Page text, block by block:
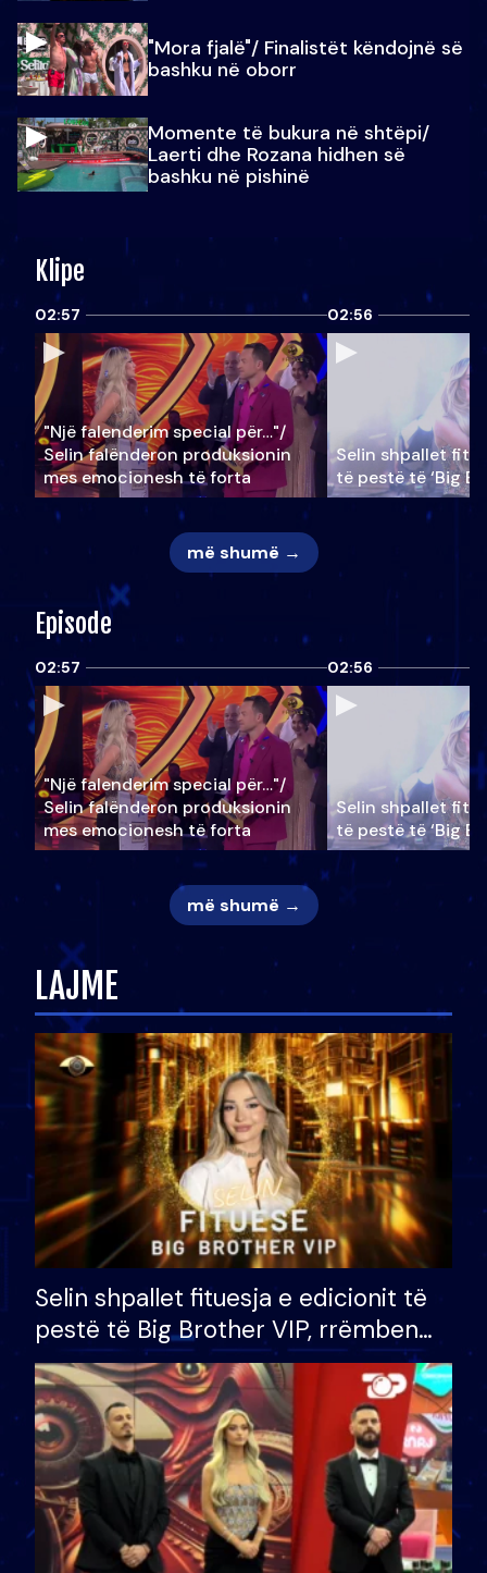
"Mora fjalë"/ Finalistët këndojnë së
bashku në oborr
Momente të bukura në shtëpi/
Laerti dhe Rozana hidhen së
bashku në pishinë
Klipe
02:57
"Një falenderim special për…"/
Selin falënderon produksionin
mes emocionesh të forta
02:56
Selin shpallet
të pestë të ‘Big
më shumë →
Episode
02:57
"Një falenderim special për…"/
Selin falënderon produksionin
mes emocionesh të forta
02:56
Selin shpallet
të pestë të ‘Big
më shumë →
LAJME
Selin shpallet fituesja e edicionit të
pestë të Big Brother VIP, rrëmben
çmimin e madh prej 100 mijë eurosh